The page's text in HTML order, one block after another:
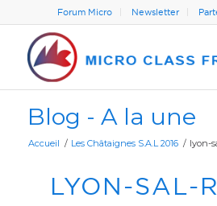
Forum Micro Newsletter
Blog - A la une
Accueil / Les Châtaignes S.A.L 2016 / lyon-
LYON-SAL-